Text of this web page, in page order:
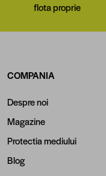
flota proprie
COMPANIA
Despre noi
Magazine
Protectia mediului
Blog